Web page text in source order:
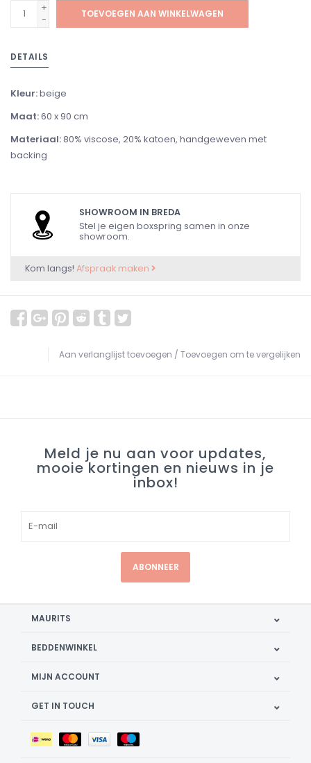
+
-
TOEVOEGEN AAN WINKELWAGEN
DETAILS
Kleur:beige
Maat:60 x 90 cm
Materiaal:80% viscose, 20% katoen, handgeweven met
backing
SHOWROOM IN BREDA
Stel je eigen boxspring samen in onze
showroom.
Kom langs! Afspraak maken
Aan verlanglijst toevoegen / Toevoegen om te vergelijken
Meld je nu aan voor updates,
mooie kortingen en nieuws in je
inbox!
ABONNEER
MAURITS
BEDDENWINKEL
MIJN ACCOUNT
GET IN TOUCH